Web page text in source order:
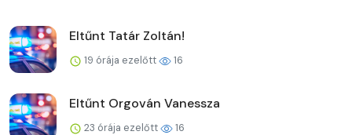
Eltűnt Tatár Zoltán!
19 órája ezelőtt 16
Eltűnt Orgován Vanessza
23 órája ezelőtt 16